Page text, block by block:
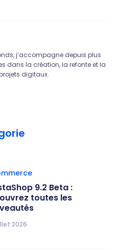
j’accompagne depuis plus
dans la création, la refonte et la
digitaux.
9.2 Beta :
toutes les
2026